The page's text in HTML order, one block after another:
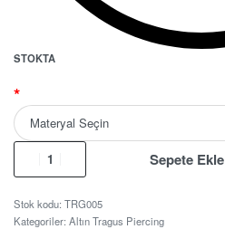
STOKTA
*
Sepete Ekle
TRG005
Kategoriler: Altın Tragus Piercing